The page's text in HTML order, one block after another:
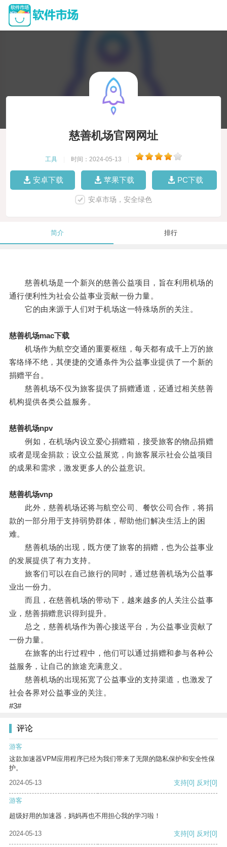
慈善机场官网网址
工具 时间：2024-05-13
安卓下载 苹果下载 PC下载
安卓市场，安全绿色
简介 排行
慈善机场是一个新兴的慈善公益项目，旨在利用机场的
通行便利性为社会公益事业贡献一份力量。
它的由来源于人们对于机场这一特殊场所的关注。
慈善机场mac下载
机场作为航空交通的重要枢纽，每天都有成千上万的旅
客络绎不绝，其便捷的交通条件为公益事业提供了一个新的
捐赠平台。
慈善机场不仅为旅客提供了捐赠通道，还通过相关慈善
机构提供各类公益服务。
慈善机场npv
例如，在机场内设立爱心捐赠箱，接受旅客的物品捐赠
或者是现金捐款；设立公益展览，向旅客展示社会公益项目
的成果和需求，激发更多人的公益意识。
慈善机场vnp
此外，慈善机场还将与航空公司、餐饮公司合作，将捐
款的一部分用于支持弱势群体，帮助他们解决生活上的困
难。
慈善机场的出现，既方便了旅客的捐赠，也为公益事业
的发展提供了有力支持。
旅客们可以在自己旅行的同时，通过慈善机场为公益事
业出一份力。
而且，在慈善机场的带动下，越来越多的人关注公益事
业，慈善捐赠意识得到提升。
总之，慈善机场作为善心接送平台，为公益事业贡献了
一份力量。
在旅客的出行过程中，他们可以通过捐赠和参与各种公
益服务，让自己的旅途充满意义。
慈善机场的出现拓宽了公益事业的支持渠道，也激发了
社会各界对公益事业的关注。
#3#
评论
游客
这款加速器VPM应用程序已经为我们带来了无限的隐私保护和安全性保
护。
2024-05-13
支持[0] 反对[0]
游客
超级好用的加速器，妈妈再也不用担心我的学习啦！
2024-05-13 支持[0] 反对[0]